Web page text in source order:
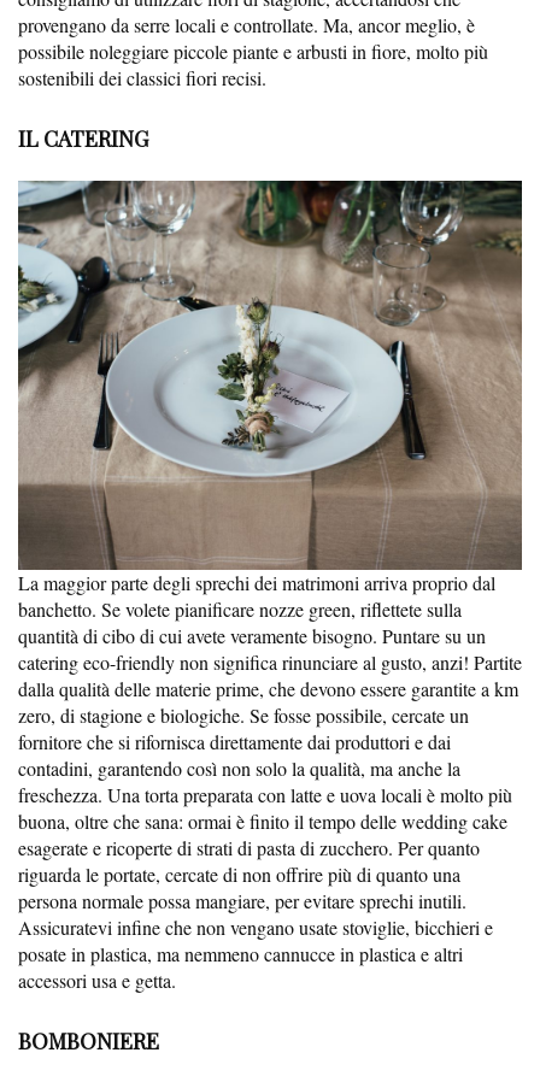
provengano da serre locali e controllate. Ma, ancor meglio, è
possibile noleggiare piccole piante e arbusti in fiore, molto più
sostenibili dei classici fiori recisi.
IL CATERING
La maggior parte degli sprechi dei matrimoni arriva proprio dal
banchetto. Se volete pianificare nozze green, riflettete sulla
quantità di cibo di cui avete veramente bisogno. Puntare su un
catering eco-friendly non significa rinunciare al gusto, anzi! Partite
dalla qualità delle materie prime, che devono essere garantite a km
zero, di stagione e biologiche. Se fosse possibile, cercate un
fornitore che si rifornisca direttamente dai produttori e dai
contadini, garantendo così non solo la qualità, ma anche la
freschezza. Una torta preparata con latte e uova locali è molto più
buona, oltre che sana: ormai è finito il tempo delle wedding cake
esagerate e ricoperte di strati di pasta di zucchero. Per quanto
riguarda le portate, cercate di non offrire più di quanto una
persona normale possa mangiare, per evitare sprechi inutili.
Assicuratevi infine che non vengano usate stoviglie, bicchieri e
posate in plastica, ma nemmeno cannucce in plastica e altri
accessori usa e getta.
BOMBONIERE